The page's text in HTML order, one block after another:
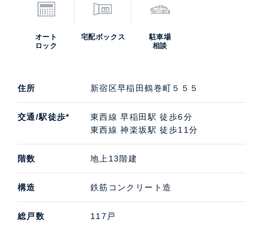
オート
ロック
宅配ボックス
駐車場
相談
住所 新宿区早稲田鶴巻町５５５
交通/駅徒歩*
東西線 早稲田駅 徒歩6分
東西線 神楽坂駅 徒歩11分
階数 地上13階建
構造 鉄筋コンクリート造
総戸数 117戸